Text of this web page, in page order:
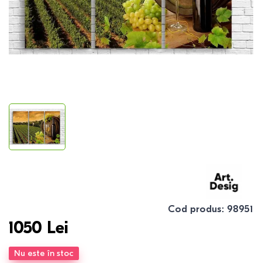
Cod produs: 98951
1050 Lei
Nu este în stoc